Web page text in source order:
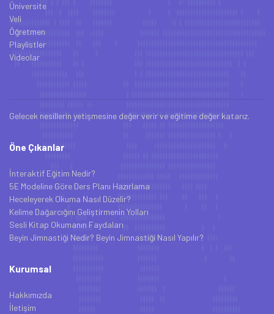
Üniversite
Veli
Öğretmen
Playlistler
Videolar
Gelecek nesillerin yetişmesine değer verir ve eğitime değer katarız.
Öne Çıkanlar
İnteraktif Eğitim Nedir?
5E Modeline Göre Ders Planı Hazırlama
Heceleyerek Okuma Nasıl Düzelir?
Kelime Dağarcığını Geliştirmenin Yolları
Sesli Kitap Okumanın Faydaları
Beyin Jimnastiği Nedir? Beyin Jimnastiği Nasıl Yapılır?
Kurumsal
Hakkımızda
İletişim